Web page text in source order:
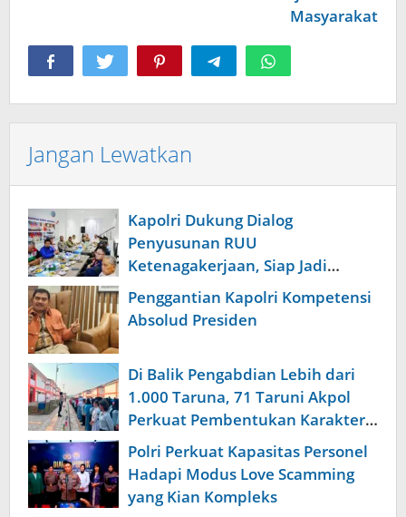
Masyarakat
Jangan Lewatkan
Kapolri Dukung Dialog
Penyusunan RUU
Ketenagakerjaan, Siap Jadi
Jembatan Aspirasi Buruh
Penggantian Kapolri Kompetensi
Absolud Presiden
Di Balik Pengabdian Lebih dari
1.000 Taruna, 71 Taruni Akpol
Perkuat Pembentukan Karakter
Siswa Sekolah Rakyat
Polri Perkuat Kapasitas Personel
Hadapi Modus Love Scamming
yang Kian Kompleks